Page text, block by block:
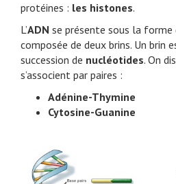
protéines : les histones.
L’ADN se présente sous la forme
composée de deux brins. Un brin
succession de nucléotides. On
s’associent par paires :
Adénine-Thymine
Cytosine-Guanine